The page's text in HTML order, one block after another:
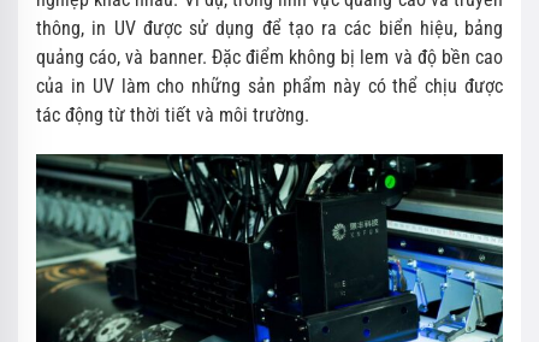
thông, in UV được sử dụng để tạo ra các biển hiệu, bảng
quảng cáo, và banner. Đặc điểm không bị lem và độ bền cao
của in UV làm cho những sản phẩm này có thể chịu được
tác động từ thời tiết và môi trường.